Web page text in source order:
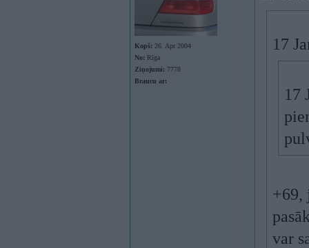
Kopš: 26. Apr 2004
No: Rīga
Ziņojumi: 7778
Braucu ar:
17
17
+69,
var